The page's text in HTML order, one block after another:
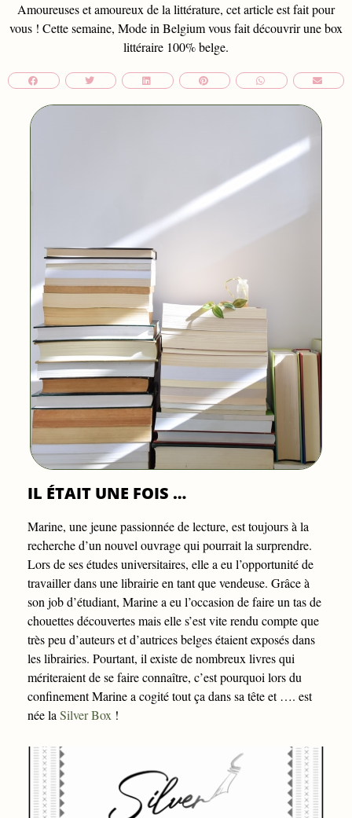
Amoureuses et amoureux de la littérature, cet article est fait pour
vous ! Cette semaine, Mode in Belgium vous fait découvrir une box
littéraire 100% belge.
IL ÉTAIT UNE FOIS …
Marine, une jeune passionnée de lecture, est toujours à la
recherche d’un nouvel ouvrage qui pourrait la surprendre.
Lors de ses études universitaires, elle a eu l’opportunité de
travailler dans une librairie en tant que vendeuse. Grâce à
son job d’étudiant, Marine a eu l’occasion de faire un tas de
chouettes découvertes mais elle s’est vite rendu compte que
très peu d’auteurs et d’autrices belges étaient exposés dans
les librairies. Pourtant, il existe de nombreux livres qui
mériteraient de se faire connaître, c’est pourquoi lors du
confinement Marine a cogité tout ça dans sa tête et …. est
née la Silver Box !